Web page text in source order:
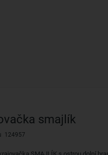
smajlík
124957